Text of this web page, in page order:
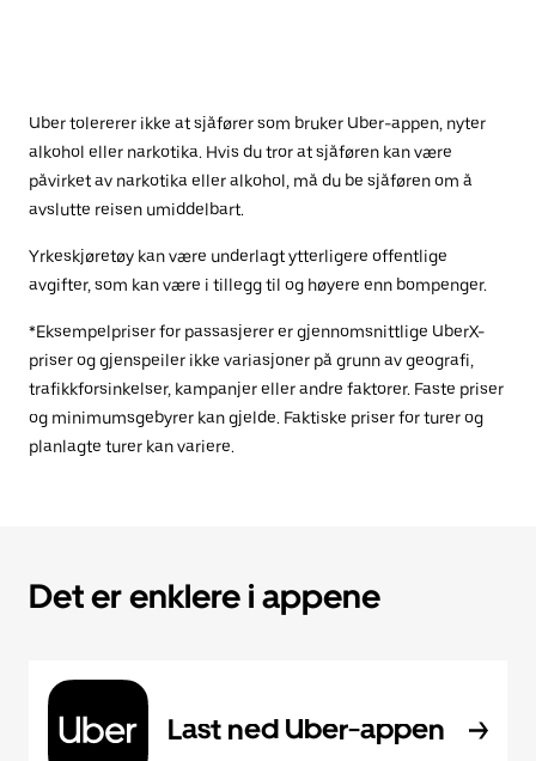
Uber tolererer ikke at sjåfører som bruker Uber-appen, nyter
alkohol eller narkotika. Hvis du tror at sjåføren kan være
påvirket av narkotika eller alkohol, må du be sjåføren om å
avslutte reisen umiddelbart.
Yrkeskjøretøy kan være underlagt ytterligere offentlige
avgifter, som kan være i tillegg til og høyere enn bompenger.
*Eksempelpriser for passasjerer er gjennomsnittlige UberX-
priser og gjenspeiler ikke variasjoner på grunn av geografi,
trafikkforsinkelser, kampanjer eller andre faktorer. Faste priser
og minimumsgebyrer kan gjelde. Faktiske priser for turer og
planlagte turer kan variere.
Det er enklere i appene
Last ned Uber-appen